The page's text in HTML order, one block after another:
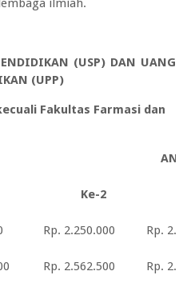
ilmiah.
(USP) DAN UANG
(UPP)
Fakultas Farmasi dan
Ke-2
Rp. 2.250.000 Rp.
Rp. 2.562.500 Rp.